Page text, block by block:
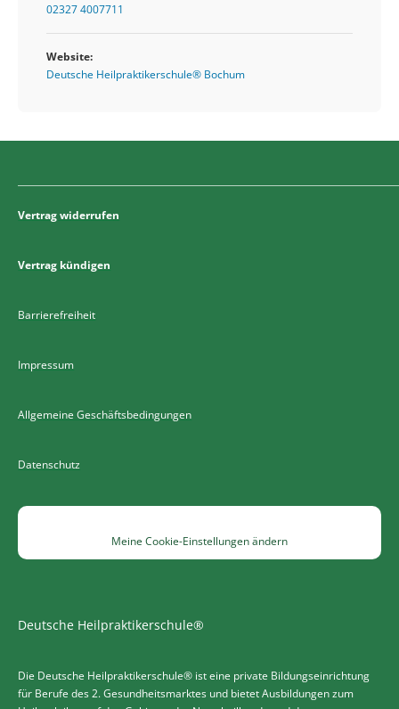
02327 4007711
Website:
Deutsche Heilpraktikerschule® Bochum
Vertrag widerrufen
Vertrag kündigen
Barrierefreiheit
Impressum
Allgemeine Geschäftsbedingungen
Datenschutz
Meine Cookie-Einstellungen ändern
Deutsche Heilpraktikerschule®
Die Deutsche Heilpraktikerschule® ist eine private Bildungseinrichtung
für Berufe des 2. Gesundheitsmarktes und bietet Ausbildungen zum